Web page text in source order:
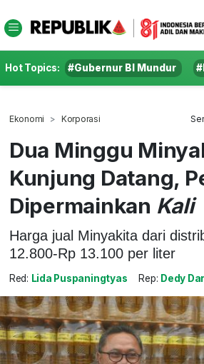
Hot Topics: #Gubernur BI Mundur
Ekonomi Korporasi
Dua Minggu
Kunjung Datang,
Dipermainkan Kali
Harga jual Minyakita dari
12.800-Rp 13.100 per liter
Red: Lida Puspaningtyas Rep: Dedy